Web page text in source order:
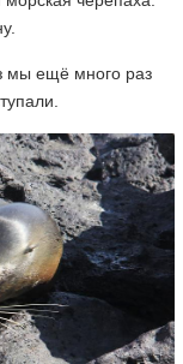
мы ещё много раз